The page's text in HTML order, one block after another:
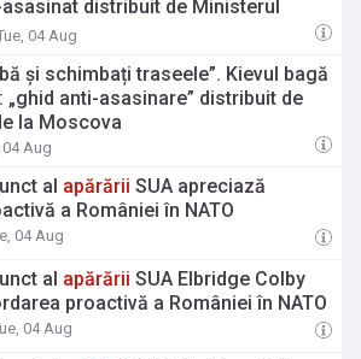
distribuit de Ministerul
ruși
04 Aug
și schimbați traseele”. Kievul bagă
„ghid anti-asasinare” distribuit de
la Moscova
04 Aug
al apărării SUA apreciază
a României în NATO
04 Aug
al apărării SUA Elbridge Colby
proactivă a României în NATO
04 Aug